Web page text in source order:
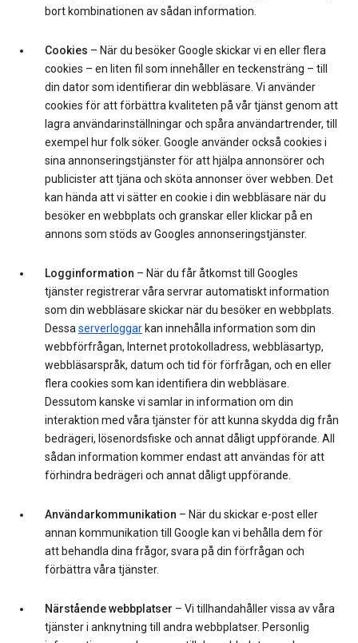
bort kombinationen av sådan information.
Cookies – När du besöker Google skickar vi en eller flera
cookies – en liten fil som innehåller en teckensträng – till
din dator som identifierar din webbläsare. Vi använder
cookies för att förbättra kvaliteten på vår tjänst genom att
lagra användarinställningar och spåra användartrender, till
exempel hur folk söker. Google använder också cookies i
sina annonseringstjänster för att hjälpa annonsörer och
publicister att tjäna och sköta annonser över webben. Det
kan hända att vi sätter en cookie i din webbläsare när du
besöker en webbplats och granskar eller klickar på en
annons som stöds av Googles annonseringstjänster.
Logginformation – När du får åtkomst till Googles
tjänster registrerar våra servrar automatiskt information
som din webbläsare skickar när du besöker en webbplats.
Dessa serverloggar kan innehålla information som din
webbförfrågan, Internet protokolladress, webbläsartyp,
webbläsarspråk, datum och tid för förfrågan, och en eller
flera cookies som kan identifiera din webbläsare.
Dessutom kanske vi samlar in information om din
interaktion med våra tjänster för att kunna skydda dig från
bedrägeri, lösenordsfiske och annat dåligt uppförande. All
sådan information kommer endast att användas för att
förhindra bedrägeri och annat dåligt uppförande.
Användarkommunikation – När du skickar e-post eller
annan kommunikation till Google kan vi behålla dem för
att behandla dina frågor, svara på din förfrågan och
förbättra våra tjänster.
Närstående webbplatser – Vi tillhandahåller vissa av våra
tjänster i anknytning till andra webbplatser. Personlig